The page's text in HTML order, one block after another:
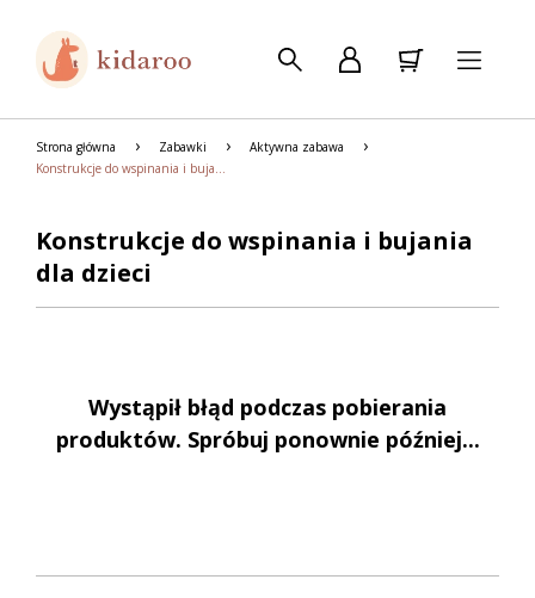
Strona główna Zabawki
Aktywna zabawa
Konstrukcje do wspinania i bujania
Konstrukcje do wspinania i bujania
dla dzieci
Wystąpił błąd podczas pobierania
produktów. Spróbuj ponownie później...